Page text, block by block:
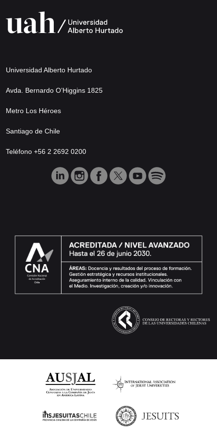
Universidad Alberto Hurtado
Avda. Bernardo O’Higgins 1825
Metro Los Héroes
Santiago de Chile
Teléfono +56 2 2692 0200